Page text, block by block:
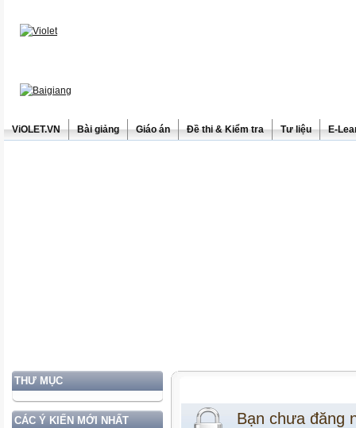
ViOLET.VN Bài giảng Giáo án Đề thi & Kiểm tra Tư liệu E-
THƯ MỤC
CÁC Ý KIẾN MỚI NHẤT Bạn chưa đăng